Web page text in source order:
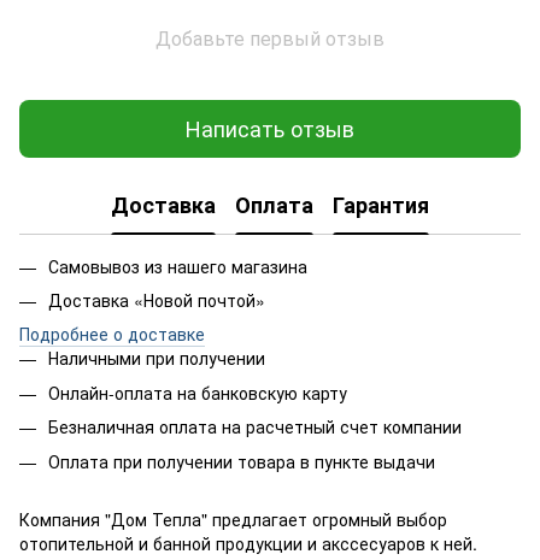
Добавьте первый отзыв
Написать отзыв
Доставка Оплата Гарантия
Самовывоз из нашего магазина
Доставка «Новой почтой»
Подробнее о доставке
Наличными при получении
Онлайн-оплата на банковскую карту
Безналичная оплата на расчетный счет компании
Оплата при получении товара в пункте выдачи
Компания "Дом Тепла" предлагает огромный выбор
отопительной и банной продукции и акссесуаров к ней.